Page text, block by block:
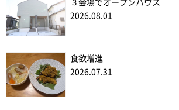
３会場でオープンハウス
2026.08.01
食欲増進
2026.07.31